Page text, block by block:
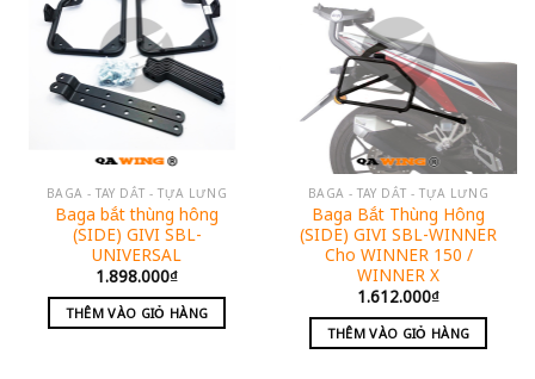
BAGA - TAY DẮT - TỰA LƯNG
Baga bắt thùng hông
(SIDE) GIVI SBL-
UNIVERSAL
1.898.000₫
THÊM VÀO GIỎ HÀNG
BAGA - TAY DẮT - TỰA LƯNG
Baga Bắt Thùng Hông
(SIDE) GIVI SBL-WINNER
Cho WINNER 150 /
WINNER X
1.612.000₫
THÊM VÀO GIỎ HÀNG